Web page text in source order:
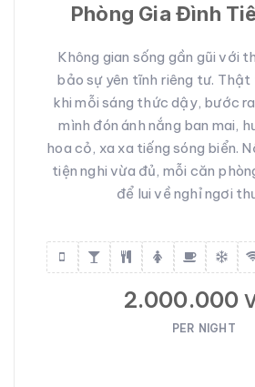
Phòng Gia Đình
Không gian sống gần gũi với
bảo sự yên tĩnh riêng tư.
khi mỗi sáng thức dậy, bước
mình đón ánh nắng ban mai,
hoa cỏ, xa xa tiếng sóng biển.
tiện nghi vừa đủ, mỗi căn
để lui về nghỉ ngơi
2.000.000
PER NIGHT